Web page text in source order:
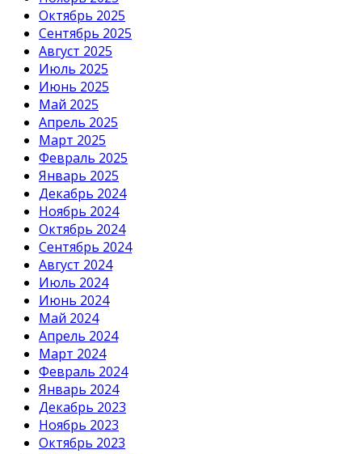
Октябрь 2025
Сентябрь 2025
Август 2025
Июль 2025
Июнь 2025
Май 2025
Апрель 2025
Март 2025
Февраль 2025
Январь 2025
Декабрь 2024
Ноябрь 2024
Октябрь 2024
Сентябрь 2024
Август 2024
Июль 2024
Июнь 2024
Май 2024
Апрель 2024
Март 2024
Февраль 2024
Январь 2024
Декабрь 2023
Ноябрь 2023
Октябрь 2023